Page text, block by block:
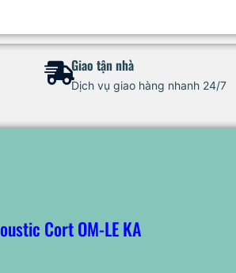
Giao tận nhà
Dịch vụ giao hàng nhanh 24/7
Cort OM-LE KA